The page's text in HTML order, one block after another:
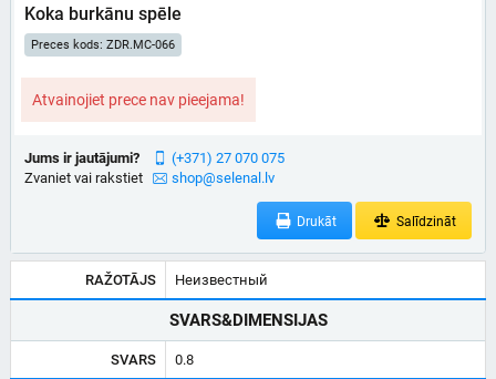
Koka burkānu spēle
Preces kods: ZDR.MC-066
Atvainojiet prece nav pieejama!
Jums ir jautājumi?
Zvaniet vai rakstiet
(+371) 27 070 075
shop@selenal.lv
Drukāt Salīdzināt
RAŽOTĀJS Неизвестный
SVARS&DIMENSIJAS
SVARS 0.8